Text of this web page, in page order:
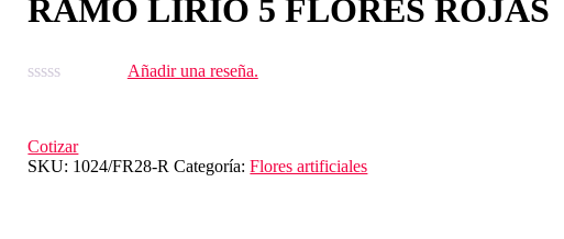
RAMO LIRIO 5 FLORES ROJAS
Añadir una reseña.
Cotizar
SKU: 1024/FR28-R Categoría:Flores artificiales